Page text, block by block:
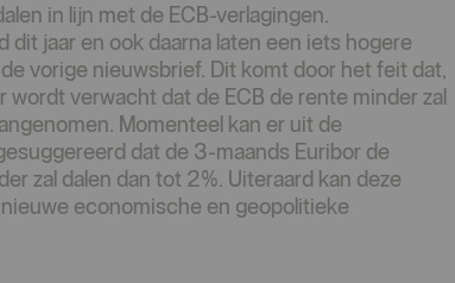
in lijn met de ECB-verlagingen.
jaar en ook daarna laten een iets hogere
vorige nieuwsbrief. Dit komt door het feit dat,
wordt verwacht dat de ECB de rente minder zal
Momenteel kan er uit de
dat de 3-maands Euribor de
zal dalen dan tot 2%. Uiteraard kan deze
economische en geopolitieke